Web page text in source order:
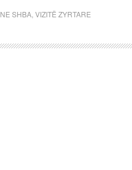
NE SHBA VIZITË ZYRTARE